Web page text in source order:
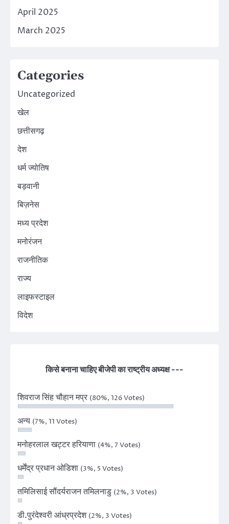
April 2025
March 2025
Categories
Uncategorized
खेल
छत्तीसगढ़
देश
धर्म ज्योतिष
बड़वानी
बिज़नेस
मध्य प्रदेश
मनोरंजन
राजनीतिक
राज्य
लाइफस्टाइल
विदेश
किसे बनाना चाहिए बीजेपी का राष्ट्रीय अध्यक्ष ---
शिवराज सिंह चौहान मप्र (80%, 126 Votes)
अन्य (7%, 11 Votes)
मनोहरलाल खट्टर हरियाणा (4%, 7 Votes)
धर्मेंद्र प्रधान ओडिशा (3%, 5 Votes)
तमिलिसाई सौंदर्यराजन तमिलनाडु (2%, 3 Votes)
डी.पुरंदेश्वरी आंध्रप्रदेश (2%, 3 Votes)